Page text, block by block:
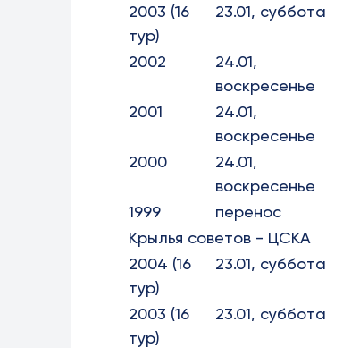
2003 (16
тур)
23.01, суббота
2002
24.01,
воскресенье
2001
24.01,
воскресенье
2000
24.01,
воскресенье
1999
перенос
Крылья советов - ЦСКА
2004 (16
тур)
23.01, суббота
2003 (16
тур)
23.01, суббота